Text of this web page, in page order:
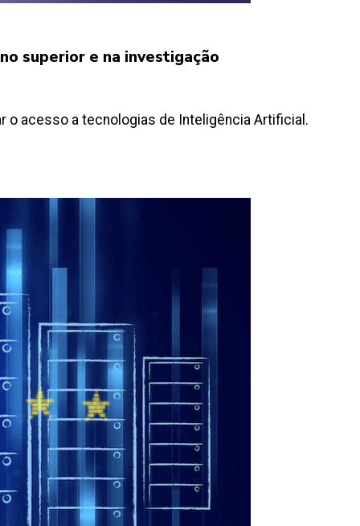
superior e na investigação
o acesso a tecnologias de Inteligência Artificial.